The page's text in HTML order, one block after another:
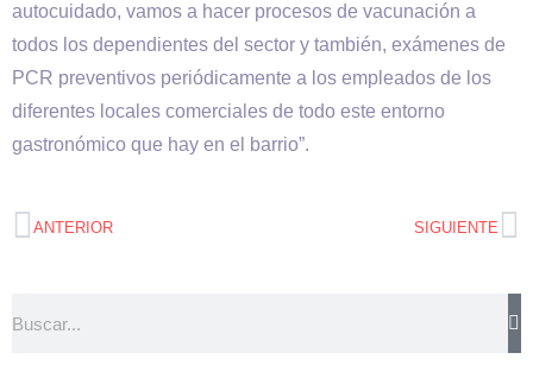
autocuidado, vamos a hacer procesos de vacunación a
todos los dependientes del sector y también, exámenes de
PCR preventivos periódicamente a los empleados de los
diferentes locales comerciales de todo este entorno
gastronómico que hay en el barrio”.
ANTERIOR SIGUIENTE